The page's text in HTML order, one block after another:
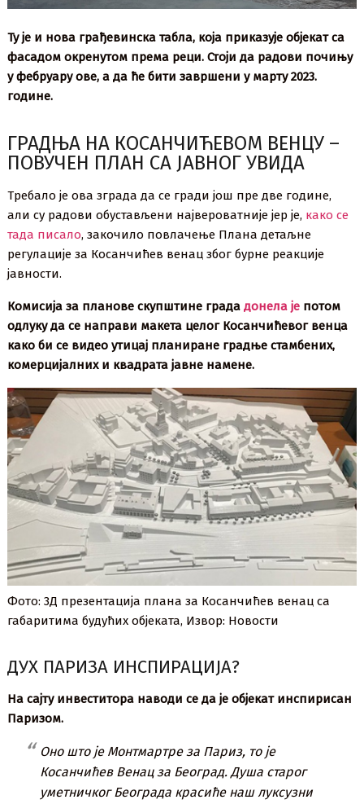
Ту је и нова грађевинска табла, која приказује објекат са
фасадом окренутом према реци. Стоји да радови почињу
у фебруару ове, а да ће бити завршени у марту 2023.
године.
ГРАДЊА НА КОСАНЧИЋЕВОМ ВЕНЦУ –
ПОВУЧЕН ПЛАН СА ЈАВНОГ УВИДА
Требало је ова зграда да се гради још пре две године,
али су радови обустављени највероватније јер је, како се
тада писало, закочило повлачење Плана детаљне
регулације за Косанчићев венац због бурне реакције
јавности.
Комисија за планове скупштине грададонела је потом
одлуку да се направи макета целог Косанчићевог венца
како би се видео утицај планиране градње стамбених,
комерцијалних и квадрата јавне намене.
Фото: 3Д презентација плана за Косанчићев венац са
габаритима будућих објеката, Извор: Новости
ДУХ ПАРИЗА ИНСПИРАЦИЈА?
На сајту инвеститора наводи се да је објекат инспирисан
Паризом.
Оно што је Монтмартре за Париз, то је
Косанчићев Венац за Београд. Душа старог
уметничког Београда красиће наш луксузни